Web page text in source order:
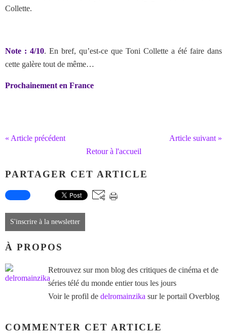
Collette.
Note : 4/10. En bref, qu’est-ce que Toni Collette a été faire dans
cette galère tout de même…
Prochainement en France
« Article précédent
Article suivant »
Retour à l'accueil
PARTAGER CET ARTICLE
S'inscrire à la newsletter
À PROPOS
Retrouvez sur mon blog des critiques de cinéma et de
séries télé du monde entier tous les jours
Voir le profil de delromainzika sur le portail Overblog
COMMENTER CET ARTICLE